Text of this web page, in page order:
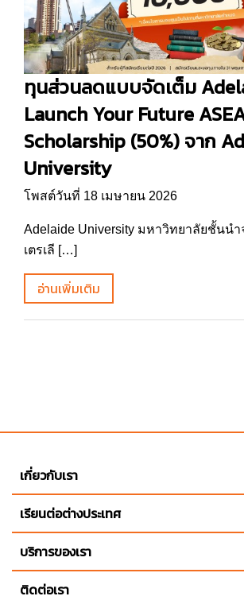
ทุนส่วนลดแบบจัดเต็ม
Launch Your Future
Scholarship (50%) จาก
University
โพสต์วันที่ 18 เมษายน 2026
Adelaide University มหาวิทยาลัยชั้นน
เตรเลี […]
อ่านเพิ่มเติม
เกี่ยวกับเรา
เรียนต่อต่างประเทศ
บริการของเรา
ติดต่อเรา